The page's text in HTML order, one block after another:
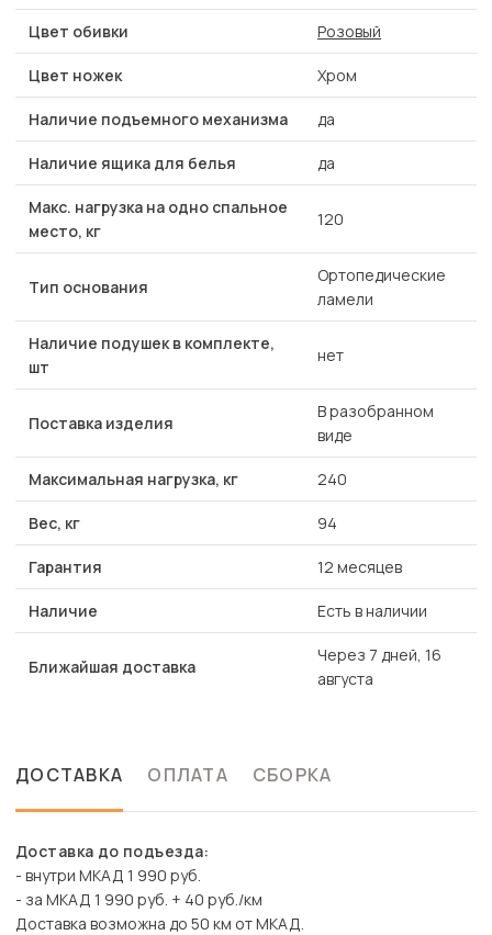
Цвет обивки Розовый
Цвет ножек Хром
Наличие подъемного механизма да
Наличие ящика для белья да
Макс. нагрузка на одно спальное
место, кг
120
Тип основания
Ортопедические
ламели
Наличие подушек в комплекте,
шт
нет
Поставка изделия
В разобранном
виде
Максимальная нагрузка, кг 240
Вес, кг 94
Гарантия 12 месяцев
Наличие Есть в наличии
Ближайшая доставка
Через 7 дней, 16
августа
ДОСТАВКА ОПЛАТА СБОРКА
Доставка до подъезда:
- внутри МКАД 1 990 руб.
- за МКАД 1 990 руб. + 40 руб./км
Доставка возможна до 50 км от МКАД.